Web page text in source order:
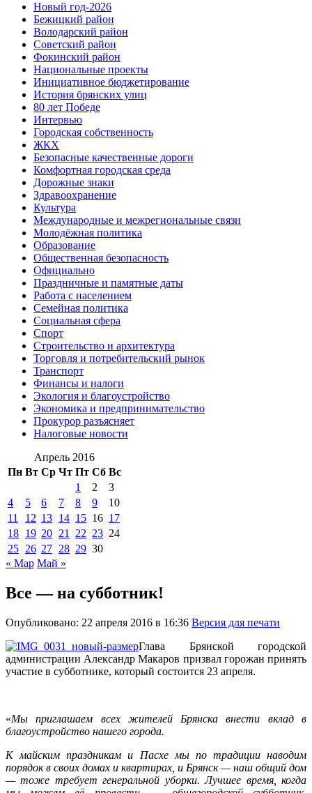
Новый год-2026
Бежицкий район
Володарский район
Советский район
Фокинский район
Национальные проекты
Инициативное бюджетирование
История брянских улиц
80 лет Победе
Интервью
Городская собственность
ЖКХ
Безопасные качественные дороги
Комфортная городская среда
Дорожные знаки
Здравоохранение
Культура
Международные и межрегиональные связи
Молодёжная политика
Образование
Общественная безопасность
Официально
Праздничные и памятные даты
Работа с населением
Семейная политика
Социальная сфера
Спорт
Строительство и архитектура
Торговля и потребительский рынок
Транспорт
Финансы и налоги
Экология и благоустройство
Экономика и предпринимательство
Прокурор разъясняет
Налоговые новости
Апрель 2016
Пн Вт Ср Чт Пт Сб Вс
1
2
3
4
5 6 7 8 9
10
11
12 13 14 15 16 17
18 19 20 21 22 23 24
25 26 27 28 29 30
« Мар Май »
Все — на субботник!
Опубликовано: 22 апреля 2016 в 16:36 Версия для печати
Глава Брянской городской
администрации Александр Макаров призвал горожан принять
участие в субботнике, который состоится 23 апреля.
«Мы приглашаем всех жителей Брянска внести вклад в
благоустройство нашего города.
К майским праздникам и Пасхе мы по традиции наводим
порядок в своих домах и квартирах, и Брянск — наш общий дом
— тоже требует генеральной уборки. Лучшее время, когда